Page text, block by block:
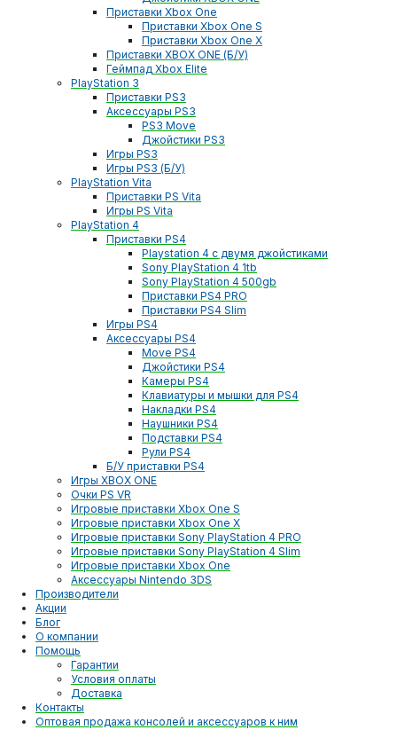
Приставки Xbox One
Приставки Xbox One S
Приставки Xbox One X
Приставки XBOX ONE (Б/У)
Геймпад Xbox Elite
PlayStation 3
Приставки PS3
Аксессуары PS3
PS3 Move
Джойстики PS3
Игры PS3
Игры PS3 (Б/У)
PlayStation Vita
Приставки PS Vita
Игры PS Vita
PlayStation 4
Приставки PS4
Playstation 4 с двумя джойстиками
Sony PlayStation 4 1tb
Sony PlayStation 4 500gb
Приставки PS4 PRO
Приставки PS4 Slim
Игры PS4
Аксессуары PS4
Move PS4
Джойстики PS4
Камеры PS4
Клавиатуры и мышки для PS4
Накладки PS4
Наушники PS4
Подставки PS4
Рули PS4
Б/У приставки PS4
Игры XBOX ONE
Очки PS VR
Игровые приставки Xbox One S
Игровые приставки Xbox One X
Игровые приставки Sony PlayStation 4 PRO
Игровые приставки Sony PlayStation 4 Slim
Игровые приставки Xbox One
Аксессуары Nintendo 3DS
Производители
Акции
Блог
О компании
Помощь
Гарантии
Условия оплаты
Доставка
Контакты
Оптовая продажа консолей и аксессуаров к ним